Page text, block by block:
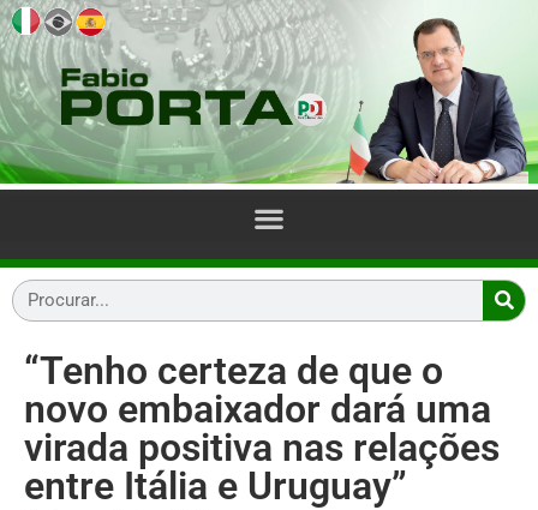
“Tenho certeza de que o
novo embaixador dará uma
virada positiva nas relações
entre Itália e Uruguay”